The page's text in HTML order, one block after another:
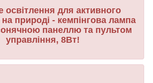
освітлення для активного
на природі - кемпінгова лампа
панеллю та пультом
управління, 8Вт!